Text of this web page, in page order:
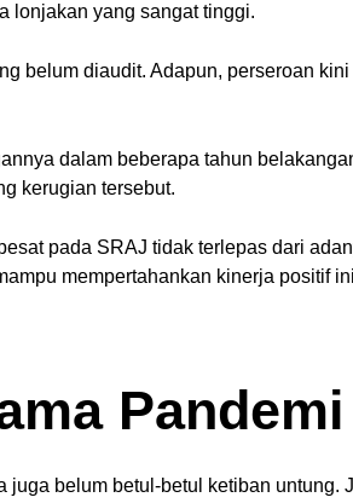
lonjakan yang sangat tinggi.
belum diaudit. Adapun, perseroan
dalam beberapa tahun
kerugian tersebut.
pada SRAJ tidak terlepas dari
mempertahankan kinerja positif
Pandemi
belum betul-betul ketiban